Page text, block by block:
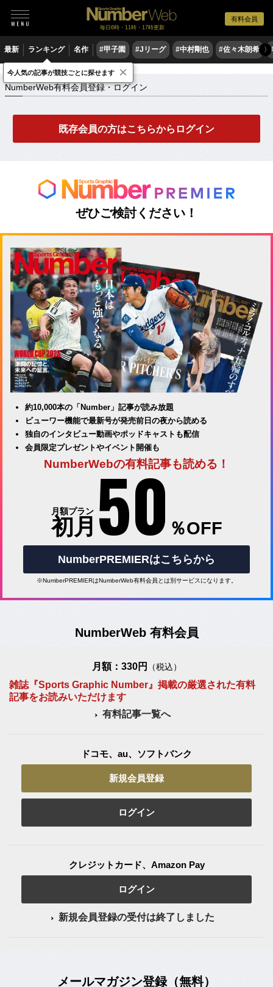
有料会員
毎日6時・11時・17時更新
最新 ランキング 名作 #甲子園 #Jリーグ #中村剛也 #佐々木朗希 〉
NumberWeb有料会員登録・ログイン
NumberWeb有料会員登録・ログイン
既存会員の方はこちらからログイン
ぜひご検討ください！
約10,000本の「Number」記事が読み放題
ビューワー機能で最新号が発売前日の夜から読める
独自のインタビュー動画やポッドキャストも配信
会員限定プレゼントやイベント開催も
NumberWebの有料記事も読める！
月額プラン
初月 50 ％OFF
NumberPREMIERはこちらから
※NumberPREMIERはNumberWeb有料会員とは別サービスになります。
NumberWeb 有料会員
月額：330円 （税込）
雑誌『Sports Graphic Number』掲載の厳選された有料
記事をお読みいただけます
有料記事一覧へ
ドコモ、au、ソフトバンク
新規会員登録
ログイン
クレジットカード、Amazon Pay
ログイン
新規会員登録の受付は終了しました
メールマガジン登録（無料）
今人気の記事が競技ごとに探せます ×